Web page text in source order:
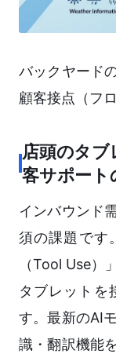
バックヤード
顧客接点（フ
店頭のタブ
客サポート
インバウンド
須の課題です
（Tool Use）
タブレットを
す。最新のAI
識・翻訳機能